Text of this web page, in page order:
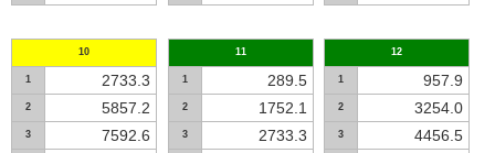
10
1 2733.3
2 5857.2
3 7592.6
11
1 289.5
2 1752.1
3 2733.3
12
1 957.9
2 3254.0
3 4456.5